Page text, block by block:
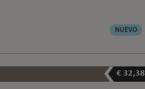
NUEVO
€ 32,38